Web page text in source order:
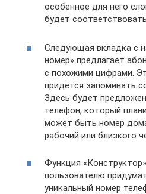
особенное для него
будет
Следующая вкладка с
номер» предлагает
с похожими цифрами.
придется запоминать
Здесь будет
телефон, который
может быть номер
рабочий или близкого
Функция
пользователю
уникальный номер